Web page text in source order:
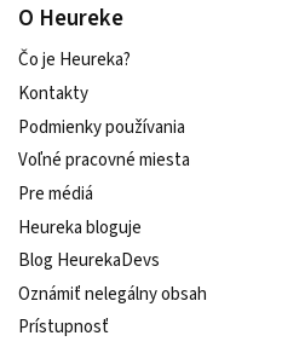
O Heureke
Čo je Heureka?
Kontakty
Podmienky používania
Voľné pracovné miesta
Pre médiá
Heureka bloguje
Blog HeurekaDevs
Oznámiť nelegálny obsah
Prístupnosť